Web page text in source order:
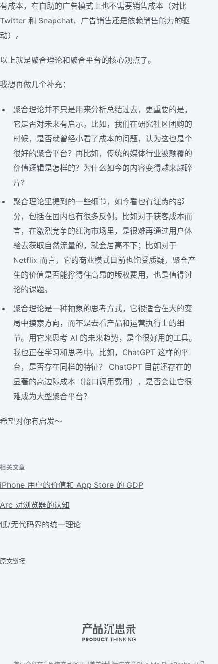
有成本，在自助的广告模式上也不需要销售成本（对比
Twitter 和 Snapchat，广告销售还是依赖销售能力的驱
动）。
以上就是聚合理论和聚合平台的核心观点了。
我想再做几个补充：
聚合理论并不只是用来分析总结过去，更重要的是，
它是否对未来有启示。比如，我们在研究社区团购的
时候，是否就曾经小看了成本的问题，认为这也是个
很好的聚合平台？再比如，传统的媒体行业被颠覆的
价值逻辑是怎样的？为什么如今的内容变得越来越碎
片？
聚合理论里提到的一些细节，如今看也有证伪的部
分，包括在国内也有很多反例。比如对于获客成本而
言，在激烈竞争的红海市场里，是很难再通过用户体
验去获取自然流量的，就会居高不下；比如对于
Netflix 而言，它的商业模式目前也饱受质疑，聚合产
生的价值是否能撑得住高昂的版权费用，也是值得讨
论的课题。
聚合理论是一种抽象的思考方式，它很适合在大的变
局中摸索方向，而不是去看产品和运营执行上的细
节。用它来思考 AI 的未来趋势，是个很好用的工具。
我也正在学习和思考中。比如，ChatGPT 这样的平
台，是否存在同样的特征？ ChatGPT 目前还存在的
显著的高边际成本（接口调用费用），是否会让它很
难成为大型聚合平台？
希望对你有启发～
相关文章
iPhone 用户的价值和 App Store 的 GDP
Arc 对浏览器的认知
低/无代码界的统一理论
原文链接